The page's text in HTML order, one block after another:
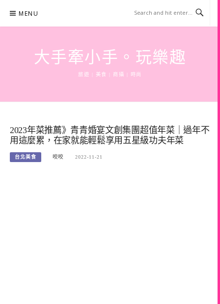
content
MENU
大手牽小手。玩樂趣
旅遊 | 美食 | 商攝 | 時尚
2023年菜推薦》青青婚宴文創集團超值年菜｜過年不
用這麼累，在家就能輕鬆享用五星級功夫年菜
台北美食 咬咬 2022-11-21